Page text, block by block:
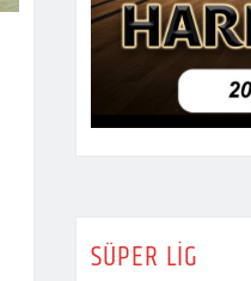
SÜPER LİG